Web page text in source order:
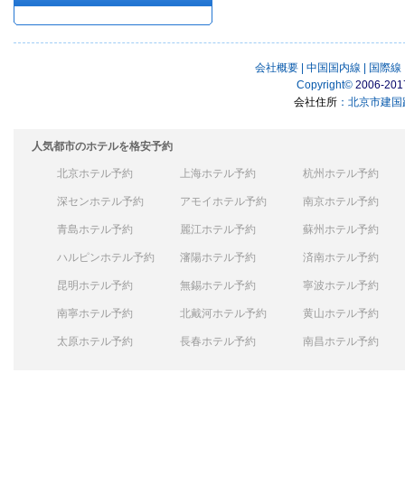
会社概要 中国国内線 国際線
Copyright© 2006-
会社住所：北京市建
人気都市のホテルを格安予約
北京ホテル予約 上海ホテル予約 杭州ホテル予約
深センホテル予約 アモイホテル予約 南京ホテル予約
青島ホテル予約 麗江ホテル予約 蘇州ホテル予約
ハルピンホテル予約 瀋陽ホテル予約 済南ホテル予約
昆明ホテル予約 無錫ホテル予約 寧波ホテル予約
南寧ホテル予約 北戴河ホテル予約 黄山ホテル予約
太原ホテル予約 長春ホテル予約 南昌ホテル予約